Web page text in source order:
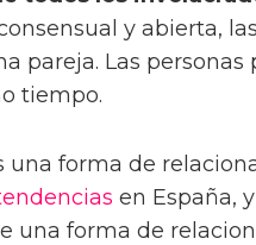
y abierta,
pareja. Las
tiempo.
una forma de
en España,
una forma de